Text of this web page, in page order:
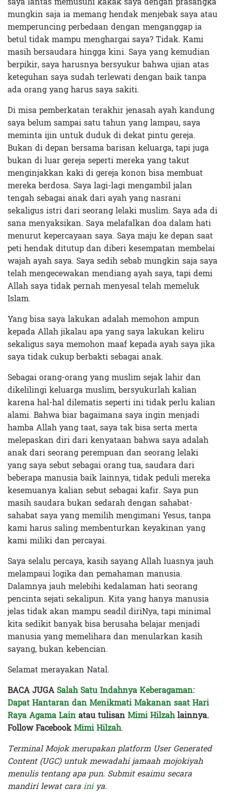
mungkin saja ia memang hendak menjebak saya atau
memperuncing perbedaan dengan menganggap ia
betul tidak mampu menghargai saya? Tidak. Kami
masih bersaudara hingga kini. Saya yang kemudian
berpikir, saya harusnya bersyukur bahwa ujian atas
keteguhan saya sudah terlewati dengan baik tanpa
ada orang yang harus saya sakiti.
Di misa pemberkatan terakhir jenasah ayah kandung
saya belum sampai satu tahun yang lampau, saya
meminta ijin untuk duduk di dekat pintu gereja.
Bukan di depan bersama barisan keluarga, tapi juga
bukan di luar gereja seperti mereka yang takut
menginjakkan kaki di gereja konon bisa membuat
mereka berdosa. Saya lagi-lagi mengambil jalan
tengah sebagai anak dari ayah yang nasrani
sekaligus istri dari seorang lelaki muslim. Saya ada di
sana menyaksikan. Saya melafalkan doa dalam hati
menurut kepercayaan saya. Saya maju ke depan saat
peti hendak ditutup dan diberi kesempatan membelai
wajah ayah saya. Saya sedih sebab mungkin saja saya
telah mengecewakan mendiang ayah saya, tapi demi
Allah saya tidak pernah menyesal telah memeluk
Islam.
Yang bisa saya lakukan adalah memohon ampun
kepada Allah jikalau apa yang saya lakukan keliru
sekaligus saya memohon maaf kepada ayah saya jika
saya tidak cukup berbakti sebagai anak.
Sebagai orang-orang yang muslim sejak lahir dan
dikelilingi keluarga muslim, bersyukurlah kalian
karena hal-hal dilematis seperti ini tidak perlu kalian
alami. Bahwa biar bagaimana saya ingin menjadi
hamba Allah yang taat, saya tak bisa serta merta
melepaskan diri dari kenyataan bahwa saya adalah
anak dari seorang perempuan dan seorang lelaki
yang saya sebut sebagai orang tua, saudara dari
beberapa manusia baik lainnya, tidak peduli mereka
kesemuanya kalian sebut sebagai kafir. Saya pun
masih saudara bukan sedarah dengan sahabat-
sahabat saya yang memilih mengimani Yesus, tanpa
kami harus saling membenturkan keyakinan yang
kami miliki dan percayai.
Saya selalu percaya, kasih sayang Allah luasnya jauh
melampaui logika dan pemahaman manusia.
Dalamnya jauh melebihi kedalaman hati seorang
pencinta sejati sekalipun. Kita yang hanya manusia
jelas tidak akan mampu seadil diriNya, tapi minimal
kita sedikit banyak bisa berusaha belajar menjadi
manusia yang memelihara dan menularkan kasih
sayang, bukan kebencian.
Selamat merayakan Natal.
BACA JUGA Salah Satu Indahnya Keberagaman:
Dapat Hantaran dan Menikmati Makanan saat Hari
Raya Agama Lainatau tulisanMimi Hilzahlainnya.
Follow FacebookMimi Hilzah.
Terminal Mojok merupakan platform User Generated
Content (UGC) untuk mewadahi jamaah mojokiyah
menulis tentang apa pun. Submit esaimu secara
mandiri lewat carainiya.